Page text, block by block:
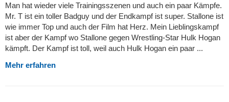
Man hat wieder viele Trainingsszenen und auch ein paar Kämpfe.
Mr. T ist ein toller Badguy und der Endkampf ist super. Stallone ist
wie immer Top und auch der Film hat Herz. Mein Lieblingskampf
ist aber der Kampf wo Stallone gegen Wrestling-Star Hulk Hogan
kämpft. Der Kampf ist toll, weil auch Hulk Hogan ein paar ...
Mehr erfahren